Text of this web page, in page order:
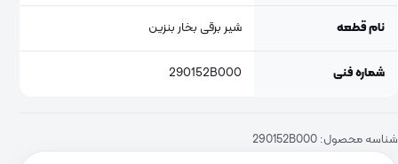
نام قطعه شیر برقی بخار بنزین
شماره فنی 290152B000
شناسه محصول: 290152B000